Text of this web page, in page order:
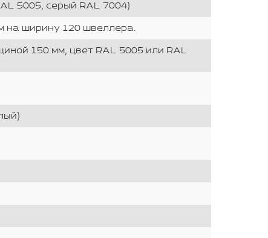
5005, серый RAL 7004)
на ширину 120 швеллера.
150 мм, цвет RAL 5005 или RAL